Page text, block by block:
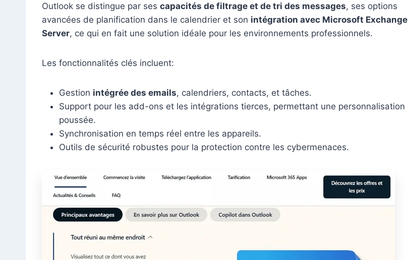
Outlook se distingue par ses capacités de filtrage et de tri des messages, ses options
avancées de planification dans le calendrier et son intégration avec Microsoft Exchange
Server, ce qui en fait une solution idéale pour les environnements professionnels.
Les fonctionnalités clés incluent:
Gestion intégrée des emails, calendriers, contacts, et tâches.
Support pour les add-ons et les intégrations tierces, permettant une personnalisation
poussée.
Synchronisation en temps réel entre les appareils.
Outils de sécurité robustes pour la protection contre les cybermenaces.